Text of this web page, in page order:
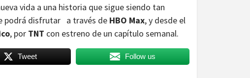
vida a una historia que sigue siendo tan
podrá disfrutar a través de HBO Max, y desde el
, por TNT con estreno de un capítulo semanal.
Tweet Follow us